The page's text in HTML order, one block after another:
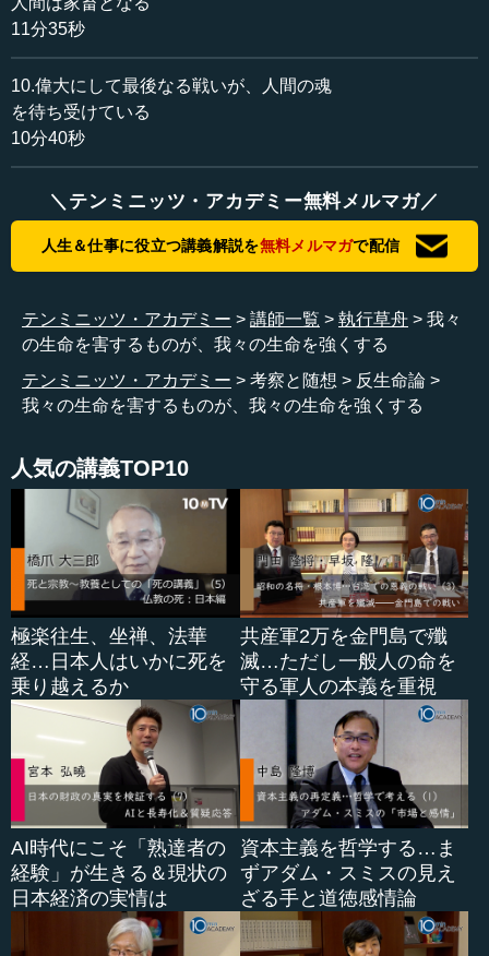
に言うと、ないのと同じです。
ところが、我々は、少なくとも免疫機構によって自分が
生きていることを知っています。この「知っている」こと
が重要なのです。
これは反発です。我々を殺すもの、つまりバイ菌がどん
どん入ってくる。それを我々の免疫機構が殺す。殺すこと
によって、我々は生きている。こういうことが、人間が生
きていくことの真実だとわからなければダメということで
す。「免疫機構によって生きている」という認識に基づく
す。
る。それに対する、我々の魂からの反発が出る。反発によ
って、人間としての活動が生まれてくる。これは生命でい
うことです。
この免疫機構から来る人間の働きが、反生命です。我々
の生命論は、自分が「健康でいたい」「楽をしたい」とい
うことです。でも、...
11分35秒
10.偉大にして最後なる戦いが、人間の魂
を待ち受けている
10分40秒
＼テンミニッツ・アカデミー無料メルマガ／
人生＆仕事に役立つ講義解説を無料メルマガで配信
テンミニッツ・アカデミー 講師一覧 執行草舟
我々
の生命を害するものが、我々の生命を強くする
テンミニッツ・アカデミー
考察と随想
反生命論
我々の生命を害するものが、我々の生命を強くする
人気の講義TOP10
極楽往生、坐禅、法華
経…日本人はいかに死を
乗り越えるか
共産軍2万を金門島で殲
滅…ただし一般人の命を
守る軍人の本義を重視
AI時代にこそ「熟達者の
経験」が生きる＆現状の
日本経済の実情は
資本主義を哲学する…ま
ずアダム・スミスの見え
ざる手と道徳感情論